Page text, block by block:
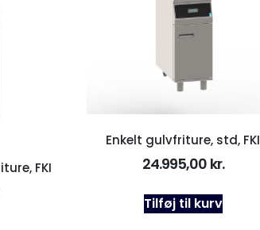
FKI
Enkelt gulvfriture, std, FKI
24.995,00 kr.
Tilføj til kurv